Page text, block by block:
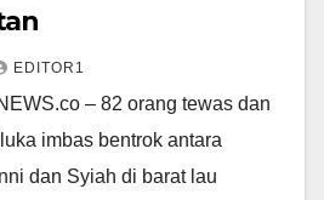
EDITOR1
– 82 orang tewas dan
imbas bentrok antara
dan Syiah di barat lau